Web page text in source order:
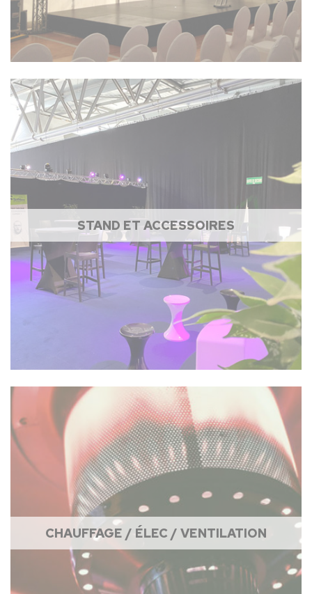
STAND ET ACCESSOIRES
CHAUFFAGE / ÉLEC / VENTILATION